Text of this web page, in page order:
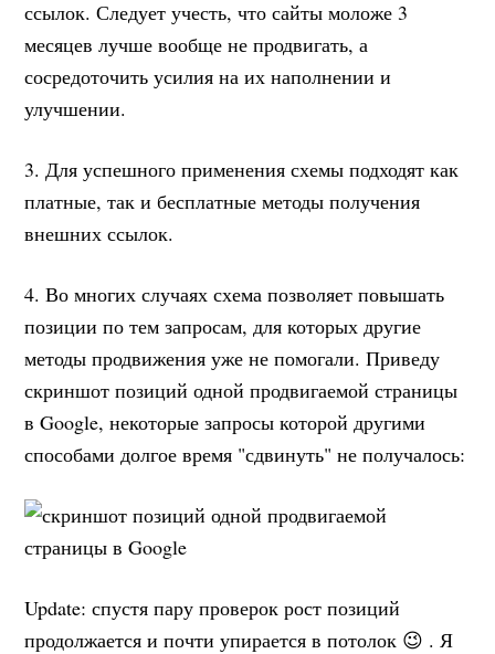
ссылок. Следует учесть, что сайты моложе 3
месяцев лучше вообще не продвигать, а
сосредоточить усилия на их наполнении и
улучшении.
3. Для успешного применения схемы подходят как
платные, так и бесплатные методы получения
внешних ссылок.
4. Во многих случаях схема позволяет повышать
позиции по тем запросам, для которых другие
методы продвижения уже не помогали. Приведу
скриншот позиций одной продвигаемой страницы
в Google, некоторые запросы которой другими
способами долгое время "сдвинуть" не получалось:
Update: спустя пару проверок рост позиций
продолжается и почти упирается в потолок 😉 . Я